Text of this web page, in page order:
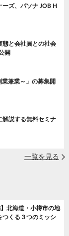
ズ、パソナ JOB H
態と会社員との社会
開
兼業～」の募集開
解説する無料セミナ
一覧を見る
北海道・小樽市の地
つくる３つのミッシ